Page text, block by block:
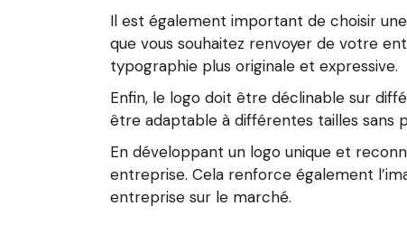
Il est également important de choisir
que vous souhaitez renvoyer de votre
typographie plus originale et expressive.
Enfin, le logo doit être déclinable sur
être adaptable à différentes tailles sans
En développant un logo unique et
entreprise. Cela renforce également
entreprise sur le marché.